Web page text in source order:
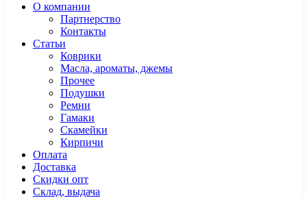
О компании
Партнерство
Контакты
Статьи
Коврики
Масла, ароматы, джемы
Прочее
Подушки
Ремни
Гамаки
Скамейки
Кирпичи
Оплата
Доставка
Скидки опт
Склад, выдача